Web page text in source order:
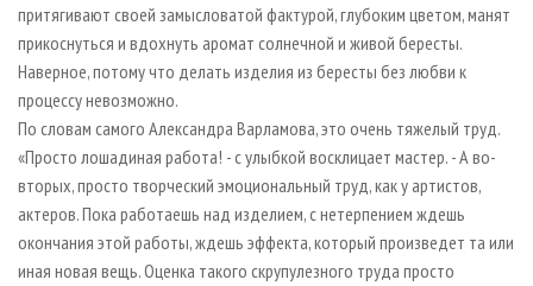
притягивают своей замысловатой фактурой, глубоким цветом, манят
прикоснуться и вдохнуть аромат солнечной и живой бересты.
Наверное, потому что делать изделия из бересты без любви к
процессу невозможно.
По словам самого Александра Варламова, это очень тяжелый труд.
«Просто лошадиная работа! - с улыбкой восклицает мастер. - А во-
вторых, просто творческий эмоциональный труд, как у артистов,
актеров. Пока работаешь над изделием, с нетерпением ждешь
окончания этой работы, ждешь эффекта, который произведет та или
иная новая вещь. Оценка такого скрупулезного труда просто